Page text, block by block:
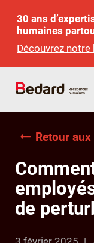
30 ans
humaines
Découvrez
Retour
de